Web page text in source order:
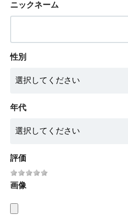
ニックネーム
性別
年代
評価
画像